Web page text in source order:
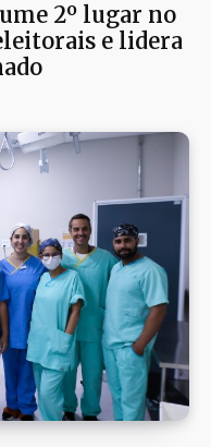
2º lugar no
e lidera